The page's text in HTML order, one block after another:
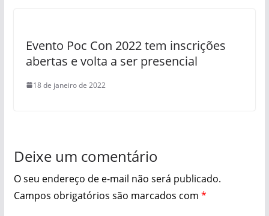
Evento Poc Con 2022 tem inscrições
abertas e volta a ser presencial
18 de janeiro de 2022
Deixe um comentário
O seu endereço de e-mail não será publicado.
Campos obrigatórios são marcados com *